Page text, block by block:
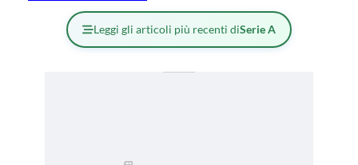
Leggi gli articoli più recenti diSerie A